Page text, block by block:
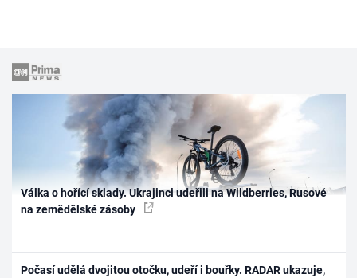
Válka o hořící sklady. Ukrajinci udeřili na Wildberries, Rusové
na zemědělské zásoby
Počasí udělá dvojitou otočku, udeří i bouřky. RADAR ukazuje,